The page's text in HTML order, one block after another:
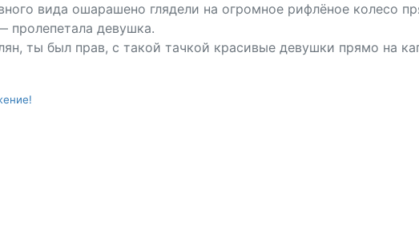
вида ошарашено глядели на огромное рифлёное колесо
пролепетала девушка.
ты был прав, с такой тачкой красивые девушки прямо на